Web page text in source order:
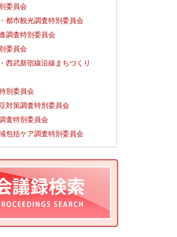
委員会
都市観光調査特別委員会
調査特別委員会
委員会
西武新宿線沿線まちづくり
別委員会
対策調査特別委員会
査特別委員会
包括ケア調査特別委員会